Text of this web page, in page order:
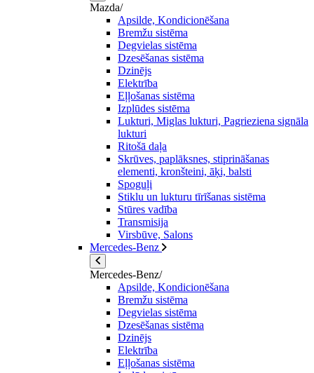
Mazda/
Apsilde, Kondicionēšana
Bremžu sistēma
Degvielas sistēma
Dzesēšanas sistēma
Dzinējs
Elektrība
Eļļošanas sistēma
Izplūdes sistēma
Lukturi, Miglas lukturi, Pagrieziena signāla
lukturi
Ritošā daļa
Skrūves, paplāksnes, stiprināšanas
elementi, kronšteini, āķi, balsti
Spoguļi
Stiklu un lukturu tīrīšanas sistēma
Stūres vadība
Transmisija
Virsbūve, Salons
Mercedes-Benz
Mercedes-Benz/
Apsilde, Kondicionēšana
Bremžu sistēma
Degvielas sistēma
Dzesēšanas sistēma
Dzinējs
Elektrība
Eļļošanas sistēma